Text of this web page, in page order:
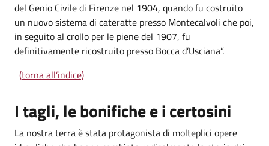
del Genio Civile di Firenze nel 1904, quando fu costruito
un nuovo sistema di cateratte presso Montecalvoli che poi,
in seguito al crollo per le piene del 1907, fu
definitivamente ricostruito presso Bocca d’Usciana”.
(torna all’indice)
I tagli, le bonifiche e i certosini
La nostra terra è stata protagonista di molteplici opere